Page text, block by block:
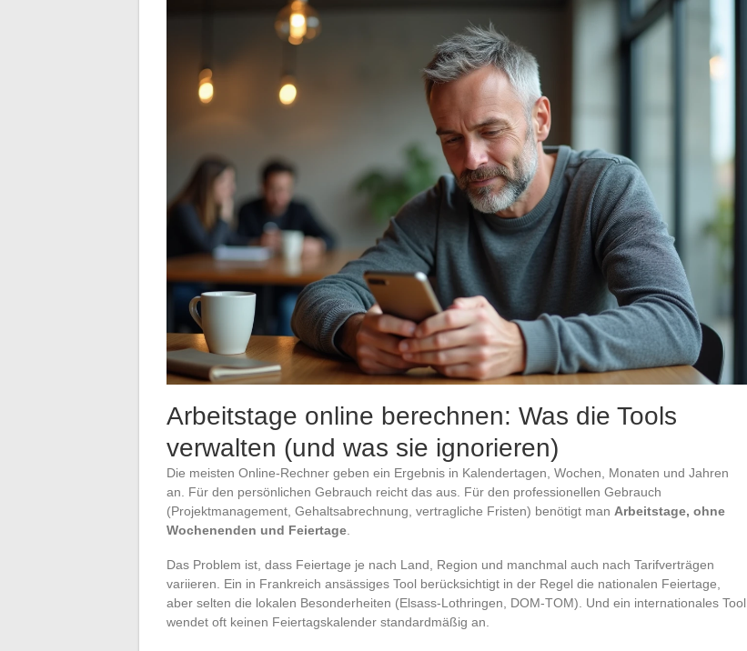
Arbeitstage online berechnen: Was die Tools
verwalten (und was sie ignorieren)
Die meisten Online-Rechner geben ein Ergebnis in Kalendertagen, Wochen, Monaten und Jahren
an. Für den persönlichen Gebrauch reicht das aus. Für den professionellen Gebrauch
(Projektmanagement, Gehaltsabrechnung, vertragliche Fristen) benötigt man Arbeitstage, ohne
Wochenenden und Feiertage
Das Problem ist, dass Feiertage je nach Land, Region und manchmal auch nach Tarifverträgen
variieren. Ein in Frankreich ansässiges Tool berücksichtigt in der Regel die nationalen Feiertage,
aber selten die lokalen Besonderheiten (Elsass-Lothringen, DOM-TOM). Und ein internationales Tool
wendet oft keinen Feiertagskalender standardmäßig an.